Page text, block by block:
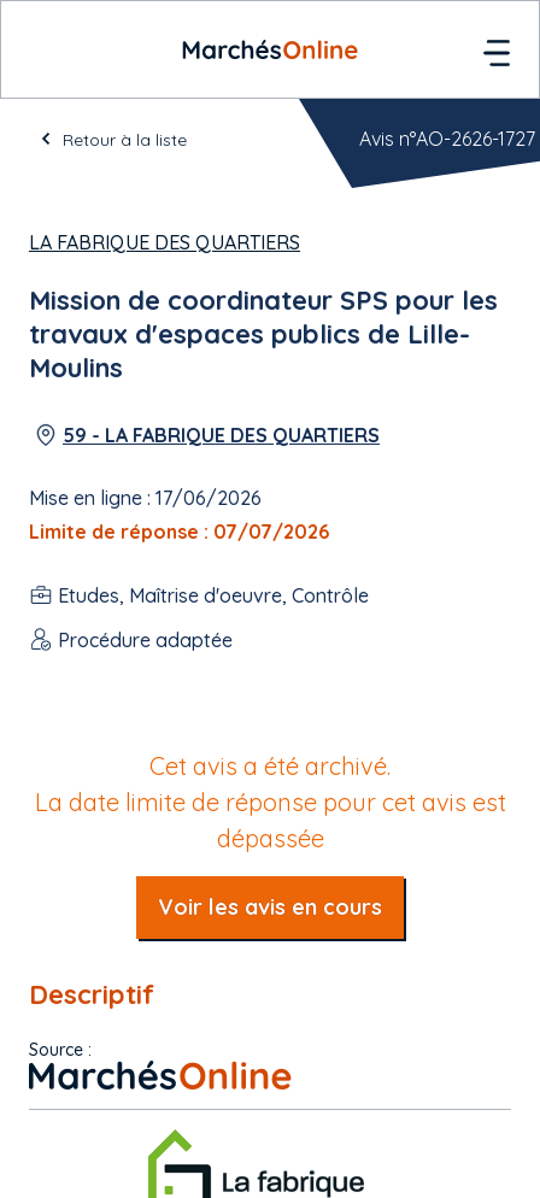
Retour à la liste
LA FABRIQUE DES QUARTIERS
Mission de coordinateur SPS pour les
travaux d'espaces publics de Lille-
Moulins
59 - LA FABRIQUE DES QUARTIERS
Mise en ligne : 17/06/2026
Limite de réponse : 07/07/2026
Etudes, Maîtrise d'oeuvre, Contrôle
Procédure adaptée
Avis n°AO-2626-1727
Cet avis a été archivé.
La date limite de réponse pour cet avis est
dépassée
Voir les avis en cours
Descriptif
Source :